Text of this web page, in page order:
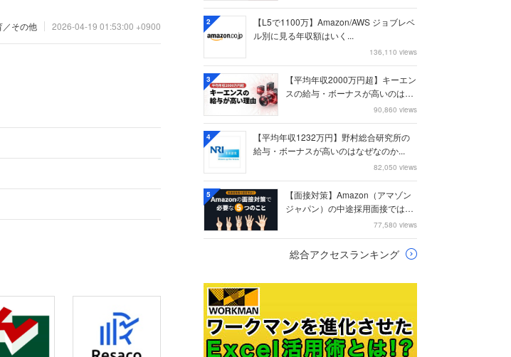
／その他 2026-04-19 01:53:00 +0900 2
【L5で1100万】Amazon/AWS ジョブレベ
ル別に見る年収額はいく...
136,110 views
3
【平均年収2000万円超】キーエン
スの給与・ボーナスが高いのはな
90,860 views
4
【平均年収1232万円】野村総合研究所の
給与・ボーナスが高いのはなぜなのか...
82,050 views
5
【面接対策】Amazon（アマゾン
ジャパン）の中途採用面接では何
77,580 views
総合アクセスランキング